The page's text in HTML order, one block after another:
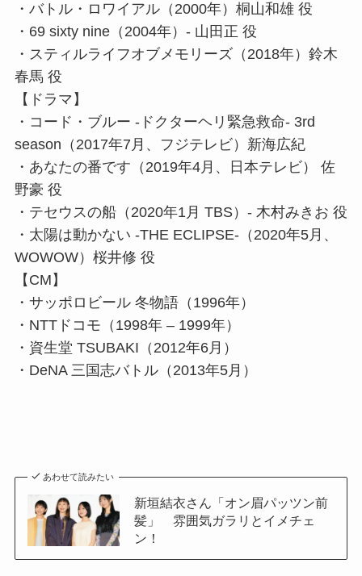
・バトル・ロワイアル（2000年）桐山和雄 役
・69 sixty nine（2004年）- 山田正 役
・スティルライフオブメモリーズ（2018年）鈴木
春馬 役
【ドラマ】
・コード・ブルー -ドクターヘリ緊急救命- 3rd
season（2017年7月、フジテレビ）新海広紀
・あなたの番です（2019年4月、日本テレビ） 佐
野豪 役
・テセウスの船（2020年1月 TBS）- 木村みきお 役
・太陽は動かない -THE ECLIPSE-（2020年5月、
WOWOW）桜井修 役
【CM】
・サッポロビール 冬物語（1996年）
・NTTドコモ（1998年 – 1999年）
・資生堂 TSUBAKI（2012年6月）
・DeNA 三国志バトル（2013年5月）
あわせて読みたい
新垣結衣さん「オン眉パッツン前
髪」 雰囲気ガラリとイメチェ
ン！